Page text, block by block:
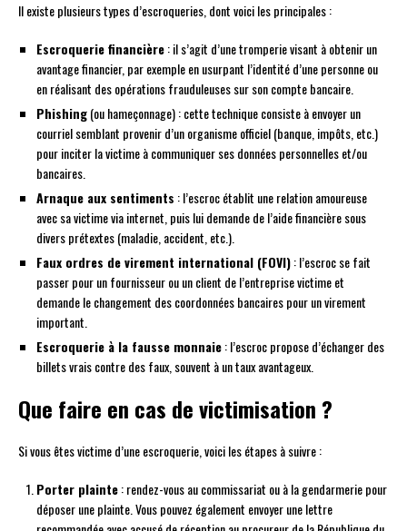
Il existe plusieurs types d’escroqueries, dont voici les principales :
Escroquerie financière: il s’agit d’une tromperie visant à obtenir un
avantage financier, par exemple en usurpant l’identité d’une personne ou
en réalisant des opérations frauduleuses sur son compte bancaire.
Phishing(ou hameçonnage) : cette technique consiste à envoyer un
courriel semblant provenir d’un organisme officiel (banque, impôts, etc.)
pour inciter la victime à communiquer ses données personnelles et/ou
bancaires.
Arnaque aux sentiments : l’escroc établit une relation amoureuse
avec sa victime via internet, puis lui demande de l’aide financière sous
divers prétextes (maladie, accident, etc.).
Faux ordres de virement international (FOVI): l’escroc se fait
passer pour un fournisseur ou un client de l’entreprise victime et
demande le changement des coordonnées bancaires pour un virement
important.
Escroquerie à la fausse monnaie: l’escroc propose d’échanger des
billets vrais contre des faux, souvent à un taux avantageux.
Que faire en cas de victimisation ?
Si vous êtes victime d’une escroquerie, voici les étapes à suivre :
Porter plainte: rendez-vous au commissariat ou à la gendarmerie pour
déposer une plainte. Vous pouvez également envoyer une lettre